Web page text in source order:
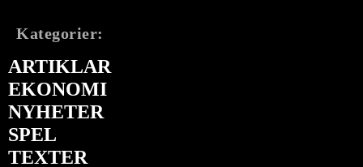
Kategorier:
ARTIKLAR
EKONOMI
NYHETER
SPEL
TEXTER